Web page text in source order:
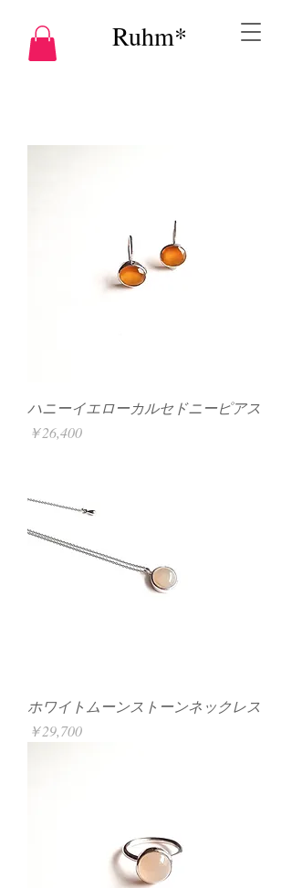
Ruhm*
ハニーイエローカルセドニーピアス
価格
￥26,400
ホワイトムーンストーンネックレス
価格
￥29,700